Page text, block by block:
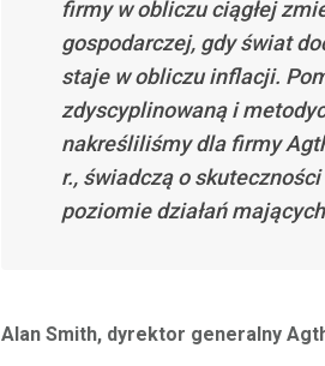
firmy w obliczu ciągłej
gospodarczej, gdy świat
staje w obliczu inflacji.
zdyscyplinowaną i
nakreśliliśmy dla firmy
r., świadczą o
poziomie działań
Alan Smith, dyrektor generalny